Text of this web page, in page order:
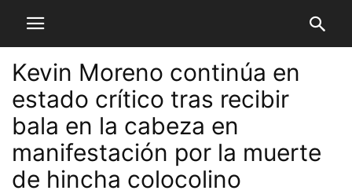
Kevin Moreno continúa en
estado crítico tras recibir
bala en la cabeza en
manifestación por la muerte
de hincha colocolino